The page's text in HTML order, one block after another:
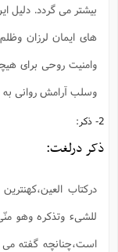
بیشتر می گردد. دلیل
های ایمان لرزان
وامنیت روحی برای
وسلب آرامش روانی
2- ذکر:
ذکر درلغت:
درکتاب
للشیء وتذکره وهو
است،چنانچه گفته